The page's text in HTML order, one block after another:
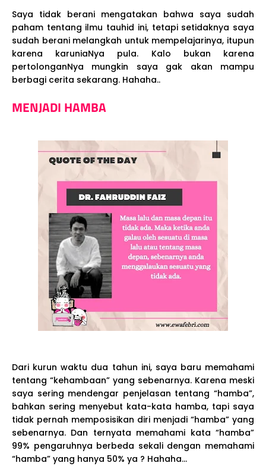
Saya tidak berani mengatakan bahwa saya sudah
paham tentang ilmu tauhid ini, tetapi setidaknya saya
sudah berani melangkah untuk mempelajarinya, itupun
karena karuniaNya pula. Kalo bukan karena
pertolonganNya mungkin saya gak akan mampu
berbagi cerita sekarang. Hahaha..
MENJADI HAMBA
Dari kurun waktu dua tahun ini, saya baru memahami
tentang “kehambaan” yang sebenarnya. Karena meski
saya sering mendengar penjelasan tentang “hamba”,
bahkan sering menyebut kata-kata hamba, tapi saya
tidak pernah memposisikan diri menjadi “hamba” yang
sebenarnya. Dan ternyata memahami kata “hamba”
99% pengaruhnya berbeda sekali dengan memahami
“hamba” yang hanya 50% ya ? Hahaha...